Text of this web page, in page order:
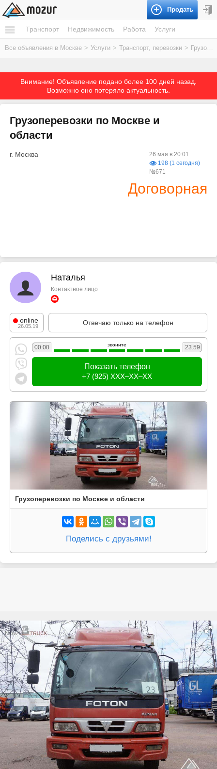
Продать
Транспорт Недвижимость Работа Услуги
Все объявления в Москве > Услуги > Транспорт, перевозки > Грузоперевозки
Внимание! Объявление подано более 100 дней назад.
Возможно оно потеряло актуальность.
Грузоперевозки по Москве и
области
г. Москва
26 мая в 20:01
198 (1 сегодня)
№671
Договорная
Наталья
Контактное лицо
online
26.05.19 Отвечаю только на телефон
00:00 звоните 23.59
Показать телефон
+7 (925) XXX–XX–XX
Грузоперевозки по Москве и области
Поделись с друзьями!